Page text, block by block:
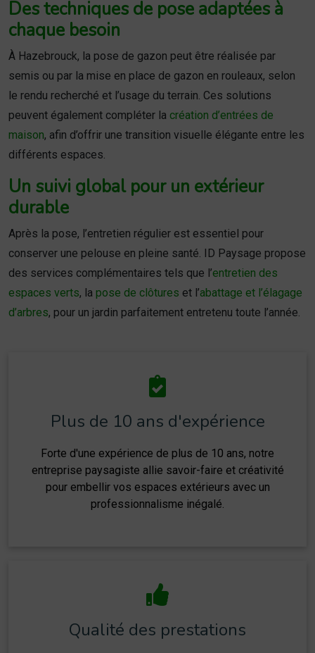
Des techniques de pose adaptées à
chaque besoin
À Hazebrouck, la pose de gazon peut être réalisée par
semis ou par la mise en place de gazon en rouleaux, selon
le rendu recherché et l’usage du terrain. Ces solutions
peuvent également compléter la création d’entrées de
maison, afin d’offrir une transition visuelle élégante entre les
différents espaces.
Un suivi global pour un extérieur
durable
Après la pose, l’entretien régulier est essentiel pour
conserver une pelouse en pleine santé. ID Paysage propose
des services complémentaires tels que l’entretien des
espaces verts, la pose de clôtures et l’abattage et l’élagage
d’arbres, pour un jardin parfaitement entretenu toute l’année.
Plus de 10 ans d'expérience
Forte d'une expérience de plus de 10 ans, notre
entreprise paysagiste allie savoir-faire et créativité
pour embellir vos espaces extérieurs avec un
professionnalisme inégalé.
Qualité des prestations